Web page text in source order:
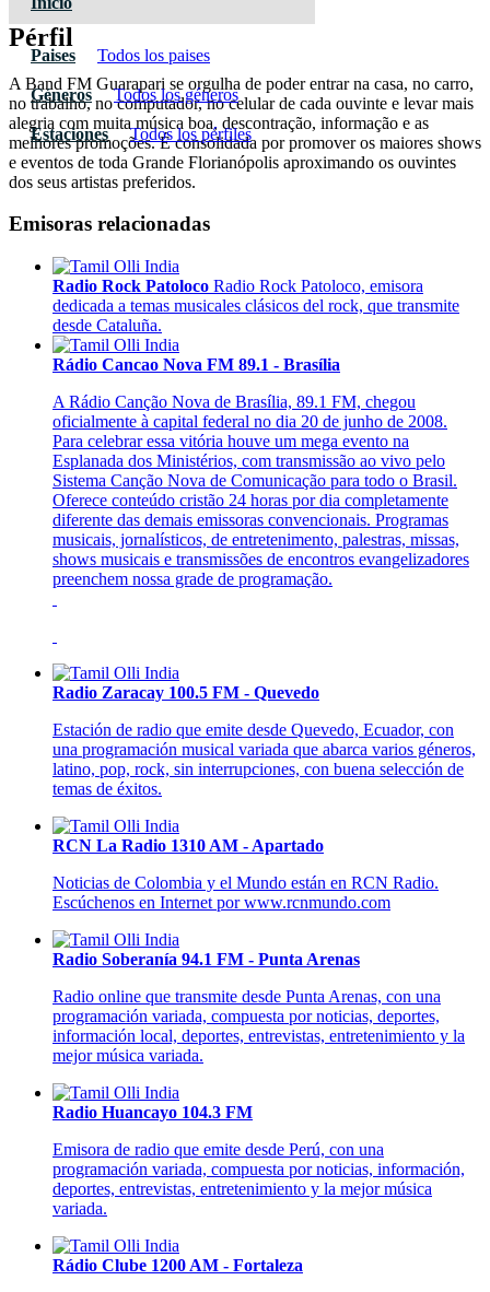
Paises Todos los paises
Géneros Todos los géneros
Estaciones Todos los pérfiles
Pérfil
A Band FM Guarapari se orgulha de poder entrar na casa, no carro,
no trabalho, no computador, no celular de cada ouvinte e levar mais
alegria com muita música boa, descontração, informação e as
melhores promoções. É consolidada por promover os maiores shows
e eventos de toda Grande Florianópolis aproximando os ouvintes
dos seus artistas preferidos.
Emisoras relacionadas
Radio Rock Patoloco Radio Rock Patoloco, emisora
dedicada a temas musicales clásicos del rock, que transmite
desde Cataluña.
Rádio Cancao Nova FM 89.1 - Brasília
A Rádio Canção Nova de Brasília, 89.1 FM, chegou
oficialmente à capital federal no dia 20 de junho de 2008.
Para celebrar essa vitória houve um mega evento na
Esplanada dos Ministérios, com transmissão ao vivo pelo
Sistema Canção Nova de Comunicação para todo o Brasil.
Oferece conteúdo cristão 24 horas por dia completamente
diferente das demais emissoras convencionais. Programas
musicais, jornalísticos, de entretenimento, palestras, missas,
shows musicais e transmissões de encontros evangelizadores
preenchem nossa grade de programação.
Radio Zaracay 100.5 FM - Quevedo
Estación de radio que emite desde Quevedo, Ecuador, con
una programación musical variada que abarca varios géneros,
latino, pop, rock, sin interrupciones, con buena selección de
temas de éxitos.
RCN La Radio 1310 AM - Apartado
Noticias de Colombia y el Mundo están en RCN Radio.
Escúchenos en Internet por www.rcnmundo.com
Radio Soberanía 94.1 FM - Punta Arenas
Radio online que transmite desde Punta Arenas, con una
programación variada, compuesta por noticias, deportes,
información local, deportes, entrevistas, entretenimiento y la
mejor música variada.
Radio Huancayo 104.3 FM
Emisora de radio que emite desde Perú, con una
programación variada, compuesta por noticias, información,
deportes, entrevistas, entretenimiento y la mejor música
variada.
Rádio Clube 1200 AM - Fortaleza